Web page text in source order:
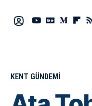
KENT GÜNDEMI